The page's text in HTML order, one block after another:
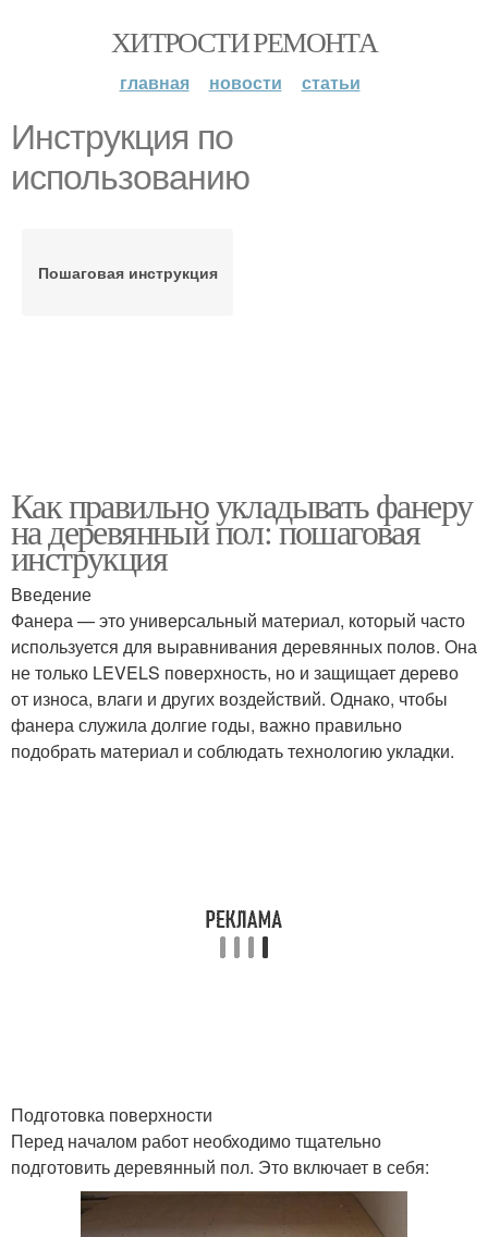
ХИТРОСТИ РЕМОНТА
главная новости статьи
Инструкция по
использованию
Пошаговая инструкция
Как правильно укладывать фанеру
на деревянный пол: пошаговая
инструкция
Введение
Фанера — это универсальный материал, который часто
используется для выравнивания деревянных полов. Она
не только LEVELS поверхность, но и защищает дерево
от износа, влаги и других воздействий. Однако, чтобы
фанера служила долгие годы, важно правильно
подобрать материал и соблюдать технологию укладки.
Подготовка поверхности
Перед началом работ необходимо тщательно
подготовить деревянный пол. Это включает в себя: